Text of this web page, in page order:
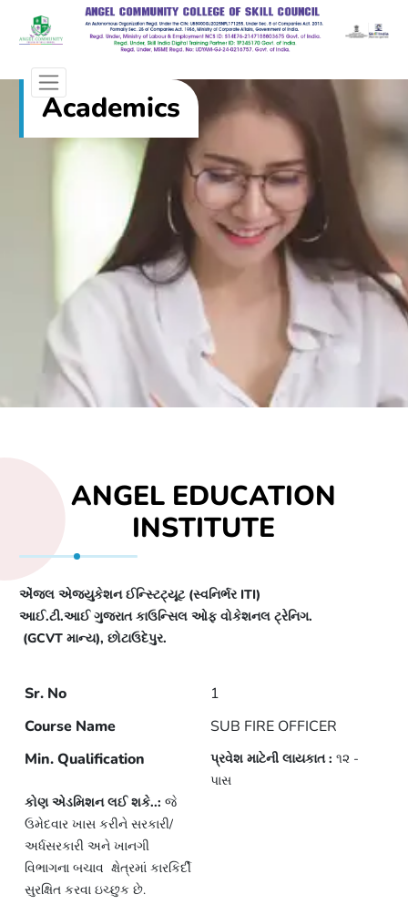
Academics
ANGEL EDUCATION
INSTITUTE
એંજલ એજયુકેશન ઈન્સ્ટિટ્યૂટ (સ્વનિર્ભર ITI)
આઈ.ટી.આઈ ગુજરાત કાઉન્સિલ ઓફ વોકેશનલ ટ્રેનિગ.
(GCVT માન્ય), છોટાઉદેપુર.
Sr. No
1
SUB FIRE OFFICER
પ્રવેશ માટેની લાયકાત : ૧૨ -
પાસ
કોણ એડમિશન લઈ શકે..: જે
ઉમેદવાર ખાસ કરીને સરકારી/
અર્ધસરકારી અને ખાનગી
વિભાગના બચાવ ક્ષેત્રમાં કારકિર્દી
સુરક્ષિત કરવા ઇચ્છુક છે.